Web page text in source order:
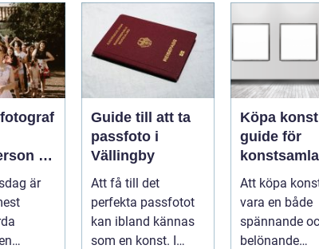
i
är
Guide till att ta
passfoto i
Vällingby
Att få till det
perfekta passfotot
kan ibland kännas
som en konst. I
Köpa
guide för
Att köpa
vara en både
spännande
belönande